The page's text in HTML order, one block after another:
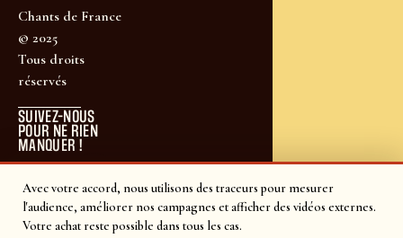
Avec votre accord, nous utilisons des traceurs pour mesurer
l'audience, améliorer nos campagnes et afficher des vidéos externes.
Votre achat reste possible dans tous les cas.
Chants de France
© 2025
Tous droits
réservés
SUIVEZ-NOUS
POUR NE RIEN
MANQUER !